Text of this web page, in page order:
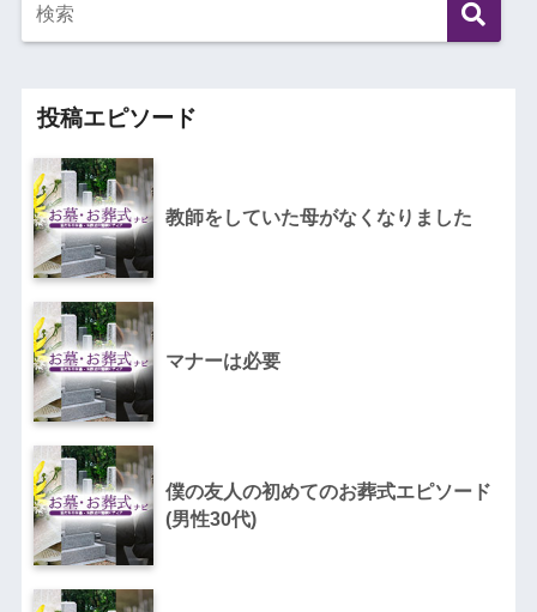
投稿エピソード
教師をしていた母がなくなりました
マナーは必要
僕の友人の初めてのお葬式エピソード
(男性30代)